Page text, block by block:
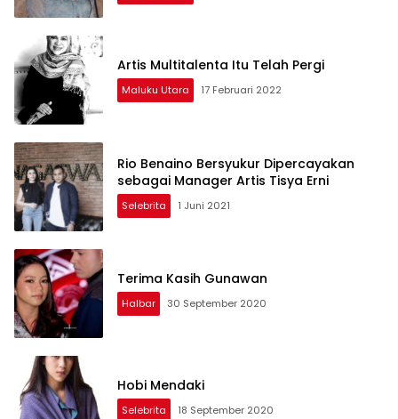
Artis Multitalenta Itu Telah Pergi
Maluku Utara 17 Februari 2022
Rio Benaino Bersyukur Dipercayakan
sebagai Manager Artis Tisya Erni
Selebrita 1 Juni 2021
Terima Kasih Gunawan
Halbar 30 September 2020
Hobi Mendaki
Selebrita 18 September 2020